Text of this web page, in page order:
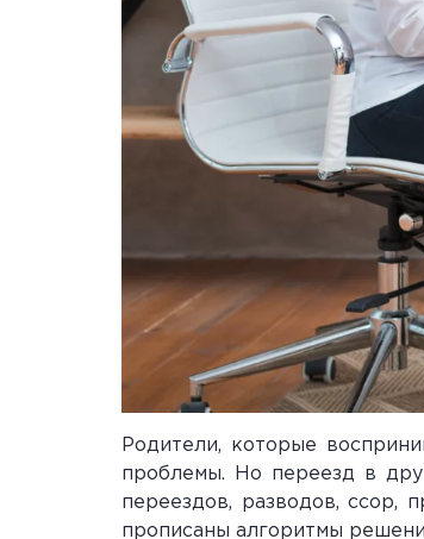
Родители, которые
проблемы. Но переезд в
переездов, разводов, ссор,
прописаны алгоритмы